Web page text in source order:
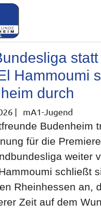
Hammoumi
durch
| mA1-Jugend
Budenheim
für die
weiter
schließt
Rheinhessen an,
Zeit auf dem